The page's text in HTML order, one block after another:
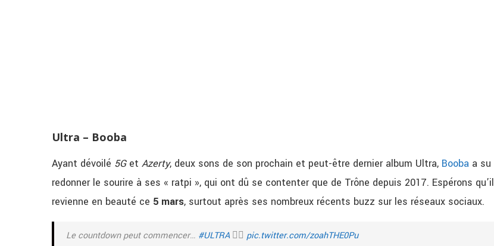
Ultra – Booba
Ayant dévoilé 5Get Azerty, deux sons de son prochain et peut-être dernier album Ultra, Booba a su
redonner le sourire à ses « ratpi », qui ont dû se contenter que de Trône depuis 2017. Espérons qu’il
revienne en beauté ce 5 mars, surtout après ses nombreux récents buzz sur les réseaux sociaux.
Le countdown peut commencer… #ULTRA🏴‍☠️ pic.twitter.com/zoahTHE0Pu